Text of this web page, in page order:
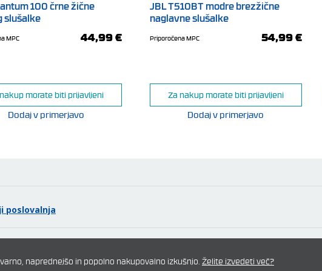
baterijo pa s priročnim kablom USB tipa C napolnite v samo 2 urah. S hitrim
da
100 črne žične
slušalke
MPC 44,99 €
morate biti prijavljeni
Dodaj v primerjavo
JBL T510BT modre brezžične
naglavne slušalke
Priporočena MPC 54,99 €
Za nakup morate biti prijavljeni
Dodaj v primerjavo
poslovalnja
naprednejšo in popolno nakupovalno izkušnjo. Želite izvedeti več?